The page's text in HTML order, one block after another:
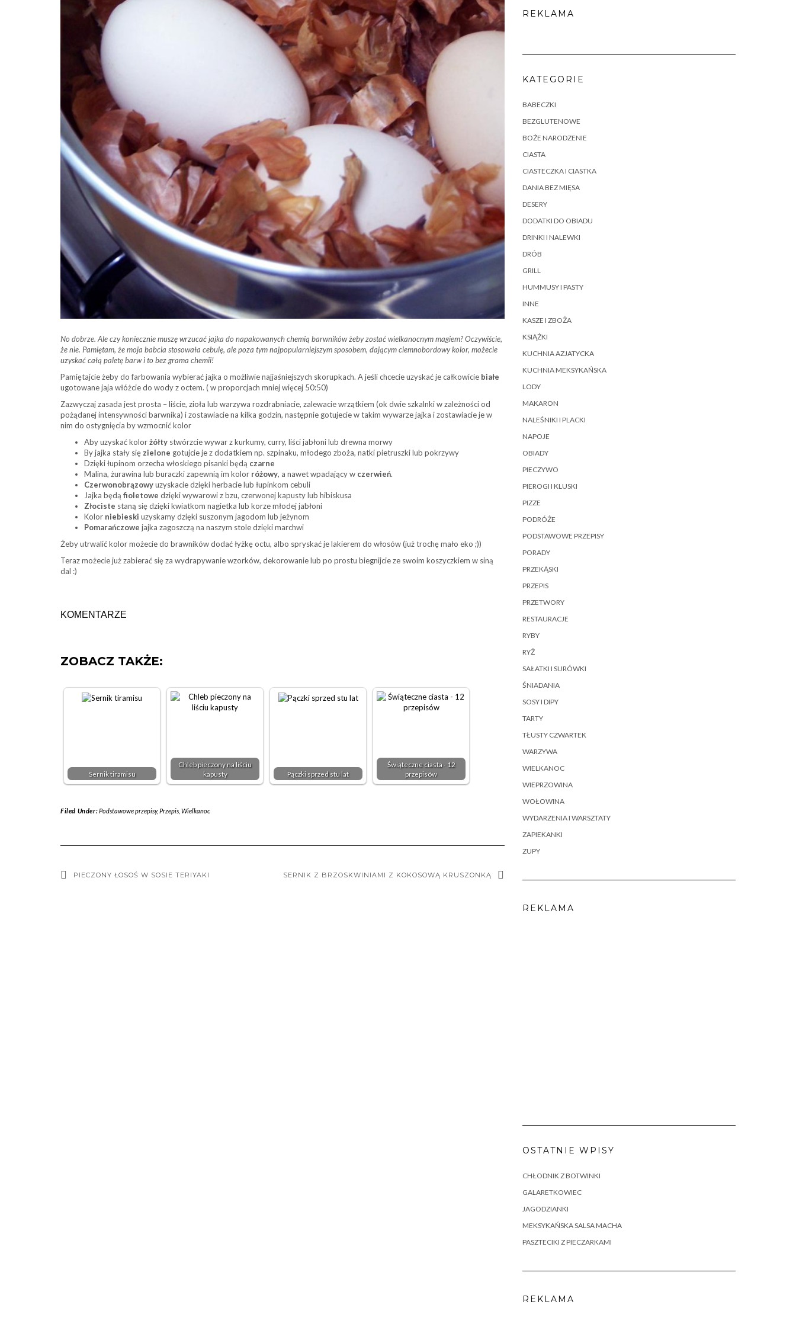
No dobrze. Ale czy koniecznie muszę wrzucać jajka do napakowanych chemią barwników żeby zostać wielkanocnym magiem? Oczywiście,
że nie. Pamiętam, że moja babcia stosowała cebulę, ale poza tym najpopularniejszym sposobem, dającym ciemnobordowy kolor, możecie
uzyskać całą paletę barw i to bez grama chemii!
Pamiętajcie żeby do farbowania wybierać jajka o możliwie najjaśniejszych skorupkach. A jeśli chcecie uzyskać je całkowicie białe
ugotowane jaja włóżcie do wody z octem. ( w proporcjach mniej więcej 50:50)
Zazwyczaj zasada jest prosta – liście, zioła lub warzywa rozdrabniacie, zalewacie wrzątkiem (ok dwie szkalnki w zależności od
pożądanej intensywności barwnika) i zostawiacie na kilka godzin, następnie gotujecie w takim wywarze jajka i zostawiacie je w
nim do ostygnięcia by wzmocnić kolor
Aby uzyskać kolorżółty stwórzcie wywar z kurkumy, curry, liści jabłoni lub drewna morwy
By jajka stały się zielone gotujcie je z dodatkiem np. szpinaku, młodego zboża, natki pietruszki lub pokrzywy
Dzięki łupinom orzecha włoskiego pisanki będą czarne
Malina, żurawina lub buraczki zapewnią im kolor różowy, a nawet wpadający w czerwień.
Czerwonobrązowyuzyskacie dzięki herbacie lub łupinkom cebuli
Jajka będą fioletowe dzięki wywarowi z bzu, czerwonej kapusty lub hibiskusa
Złociste staną się dzięki kwiatkom nagietka lub korze młodej jabłoni
Kolor niebieski uzyskamy dzięki suszonym jagodom lub jeżynom
Pomarańczowe jajka zagoszczą na naszym stole dzięki marchwi
Żeby utrwalić kolor możecie do brawników dodać łyżkę octu, albo spryskać je lakierem do włosów (już trochę mało eko ;))
Teraz możecie już zabierać się za wydrapywanie wzorków, dekorowanie lub po prostu biegnijcie ze swoim koszyczkiem w siną
dal :)
KOMENTARZE
ZOBACZ TAKŻE:
Sernik tiramisu
Chleb pieczony na liściu
kapusty
Pączki sprzed stu lat
Świąteczne ciasta - 12
przepisów
Filed Under:Podstawowe przepisy,Przepis, Wielkanoc
PIECZONY ŁOSOŚ W SOSIE TERIYAKI SERNIK Z BRZOSKWINIAMI Z KOKOSOWĄ KRUSZONKĄ
REKLAMA
KATEGORIE
BABECZKI
BEZGLUTENOWE
BOŻE NARODZENIE
CIASTA
CIASTECZKA I CIASTKA
DANIA BEZ MIĘSA
DESERY
DODATKI DO OBIADU
DRINKI I NALEWKI
DRÓB
GRILL
HUMMUSY I PASTY
INNE
KASZE I ZBOŻA
KSIĄŻKI
KUCHNIA AZJATYCKA
KUCHNIA MEKSYKAŃSKA
LODY
MAKARON
NALEŚNIKI I PLACKI
NAPOJE
OBIADY
PIECZYWO
PIEROGI I KLUSKI
PIZZE
PODRÓŻE
PODSTAWOWE PRZEPISY
PORADY
PRZEKĄSKI
PRZEPIS
PRZETWORY
RESTAURACJE
RYBY
RYŻ
SAŁATKI I SURÓWKI
ŚNIADANIA
SOSY I DIPY
TARTY
TŁUSTY CZWARTEK
WARZYWA
WIELKANOC
WIEPRZOWINA
WOŁOWINA
WYDARZENIA I WARSZTATY
ZAPIEKANKI
ZUPY
REKLAMA
OSTATNIE WPISY
CHŁODNIK Z BOTWINKI
GALARETKOWIEC
JAGODZIANKI
MEKSYKAŃSKA SALSA MACHA
PASZTECIKI Z PIECZARKAMI
REKLAMA